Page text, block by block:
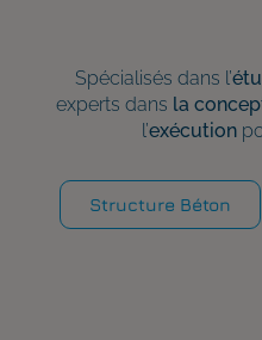
Spécialisés dans l’
experts dans la
l’exécution
Structure Béton